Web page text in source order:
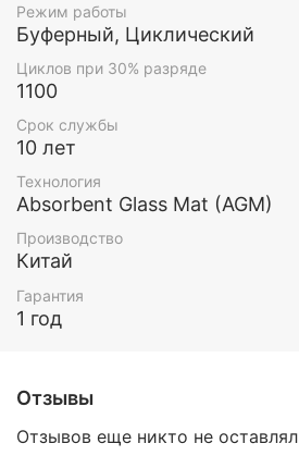
Режим работы
Буферный, Циклический
Циклов при 30% разряде
1100
Срок службы
10 лет
Технология
Absorbent Glass Mat (AGM)
Производство
Китай
Гарантия
1 год
Отзывы
Отзывов еще никто не оставлял